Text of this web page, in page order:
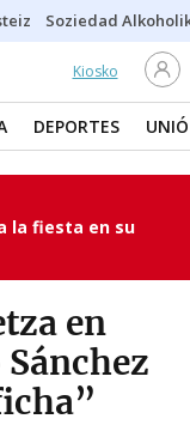
Soziedad
Kiosko
DEPORTES
la fiesta en su
en